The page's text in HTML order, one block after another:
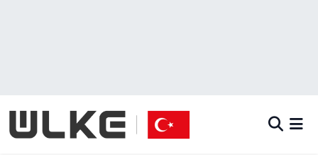
Gündem
Gündem
İstanbul Namaz Vakitleri